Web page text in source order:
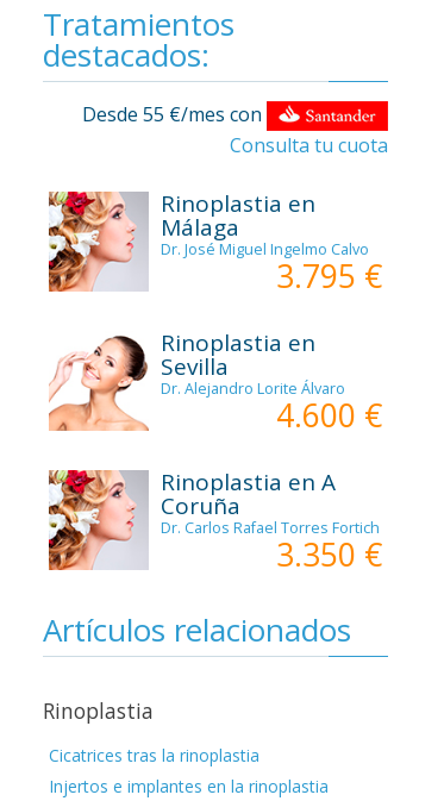
Tratamientos
destacados:
Desde 55 €/mes con
Consulta tu cuota
Rinoplastia en
Málaga
Dr. José Miguel Ingelmo Calvo
3.795 €
Rinoplastia en
Sevilla
Dr. Alejandro Lorite Álvaro
4.600 €
Rinoplastia en A
Coruña
Dr. Carlos Rafael Torres Fortich
3.350 €
Artículos relacionados
Rinoplastia
Cicatrices tras la rinoplastia
Injertos e implantes en la rinoplastia